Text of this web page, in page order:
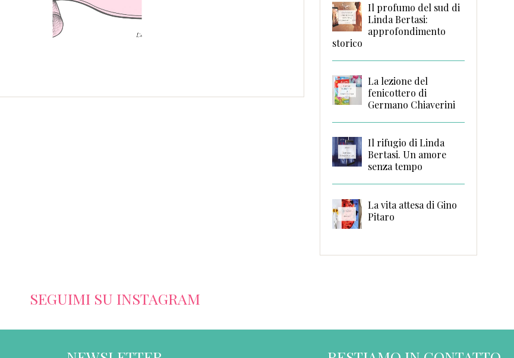
Il profumo del sud di
Linda Bertasi:
approfondimento
storico
La lezione del
fenicottero di
Germano Chiaverini
Il rifugio di Linda
Bertasi. Un amore
senza tempo
La vita attesa di Gino
Pitaro
SEGUIMI SU INSTAGRAM